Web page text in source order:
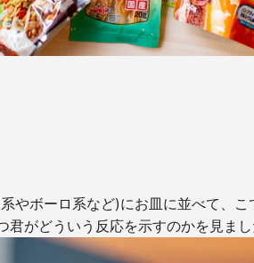
やボーロ系など)にお皿に並べて、こ
がどういう反応を示すのかを見まし